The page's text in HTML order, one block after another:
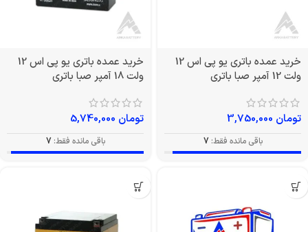
خرید عمده باتری یو پی اس 12
ولت 12 آمپر صبا باتری
تومان
باقی مانده فقط: 7
خرید عمده باتری یو پی اس 12
ولت 18 آمپر صبا باتری
تومان
باقی مانده فقط: 7